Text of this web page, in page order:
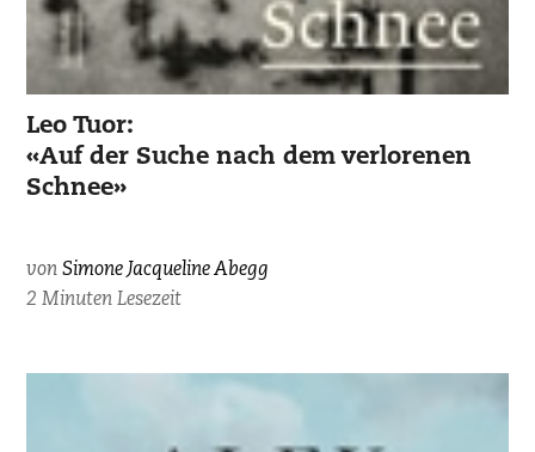
Leo Tuor:
«Auf der Suche nach dem verlorenen
Schnee»
vonSimone Jacqueline Abegg
2 Minuten Lesezeit